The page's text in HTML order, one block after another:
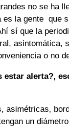
no se ha
la gente que
sí que la
asintomática,
o no
alerta?,
asimétricas,
un